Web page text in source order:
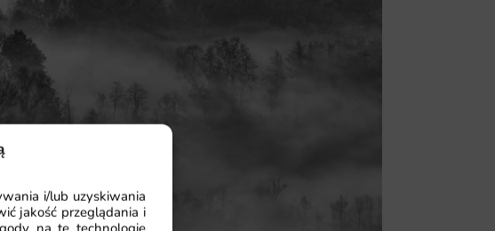
i/lub uzyskiwania
jakość przeglądania i